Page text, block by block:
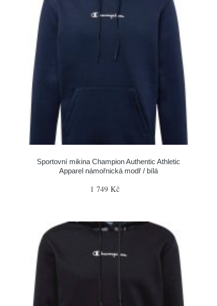
Sportovní mikina Champion Authentic Athletic
Apparel námořnická modř / bílá
1 749 Kč